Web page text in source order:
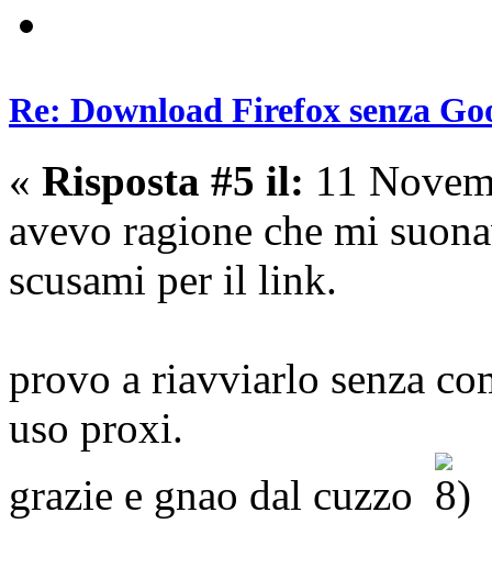
Re: Download Firefox senza
« Risposta #5 il: 11
avevo ragione che mi
scusami per il link.
provo a riavviarlo senza
uso proxi.
grazie e gnao dal cuzzo